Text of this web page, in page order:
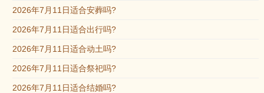
2026年7月11日适合安葬吗?
2026年7月11日适合出行吗?
2026年7月11日适合动土吗?
2026年7月11日适合祭祀吗?
2026年7月11日适合结婚吗?